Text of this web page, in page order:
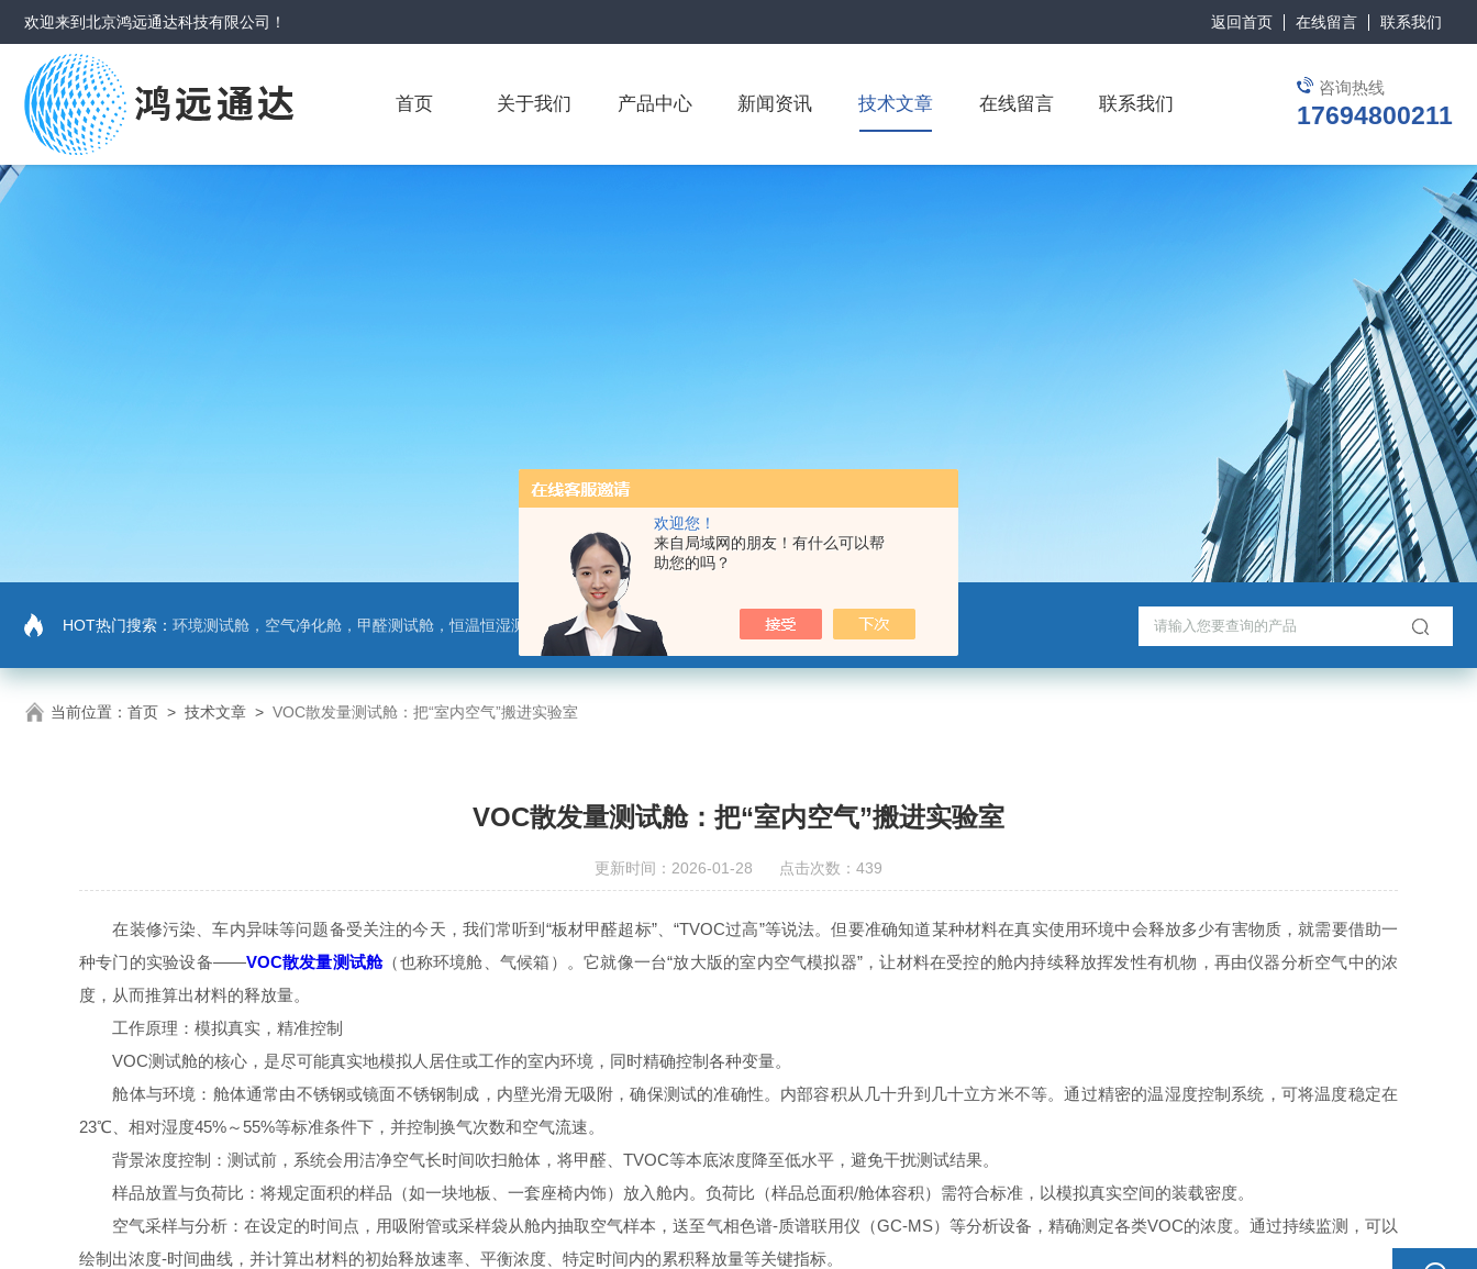
欢迎您！
来自局域网的朋友！有什么可以帮
助您的吗？
欢迎来到北京鸿远通达科技有限公司 ！ 返回首页 在线留言 联系我们
咨询热线
17694800211
首页 关于我们 产品中心 新闻资讯 技术文章 在线留言 联系我们
HOT热门搜索： 环境测试舱，空气净化舱，甲醛测试舱，恒温恒湿测试舱、净化材料测试舱
当前位置： 首页 > 技术文章 > VOC散发量测试舱：把“室内空气”搬进实验室
VOC散发量测试舱：把“室内空气”搬进实验室
更新时间：2026-01-28 点击次数：439
在装修污染、车内异味等问题备受关注的今天，我们常听到“板材甲醛超标”、“TVOC过高”等说法。但要准确知道某种材料在真实使用环境中会释放多少有害物质，就需要借助一
种专门的实验设备——VOC散发量测试舱（也称环境舱、气候箱）。它就像一台“放大版的室内空气模拟器”，让材料在受控的舱内持续释放挥发性有机物，再由仪器分析空气中的浓
度，从而推算出材料的释放量。
工作原理：模拟真实，精准控制
VOC测试舱的核心，是尽可能真实地模拟人居住或工作的室内环境，同时精确控制各种变量。
舱体与环境：舱体通常由不锈钢或镜面不锈钢制成，内壁光滑无吸附，确保测试的准确性。内部容积从几十升到几十立方米不等。通过精密的温湿度控制系统，可将温度稳定在
23℃、相对湿度45%～55%等标准条件下，并控制换气次数和空气流速。
背景浓度控制：测试前，系统会用洁净空气长时间吹扫舱体，将甲醛、TVOC等本底浓度降至低水平，避免干扰测试结果。
样品放置与负荷比：将规定面积的样品（如一块地板、一套座椅内饰）放入舱内。负荷比（样品总面积/舱体容积）需符合标准，以模拟真实空间的装载密度。
空气采样与分析：在设定的时间点，用吸附管或采样袋从舱内抽取空气样本，送至气相色谱-质谱联用仪（GC-MS）等分析设备，精确测定各类VOC的浓度。通过持续监测，可以
绘制出浓度-时间曲线，并计算出材料的初始释放速率、平衡浓度、特定时间内的累积释放量等关键指标。